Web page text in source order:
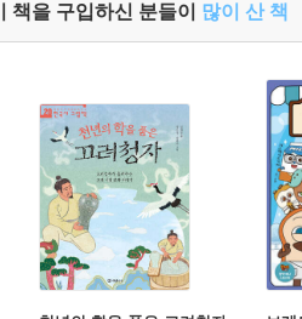
책을 구입하신 분들이 많이 산 책